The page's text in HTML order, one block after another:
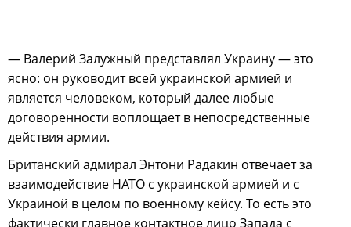
— Валерий Залужный представлял Украину — это
ясно: он руководит всей украинской армией и
является человеком, который далее любые
договоренности воплощает в непосредственные
действия армии.
Британский адмирал Энтони Радакин отвечает за
взаимодействие НАТО с украинской армией и с
Украиной в целом по военному кейсу. То есть это
фактически главное контактное лицо Запада с